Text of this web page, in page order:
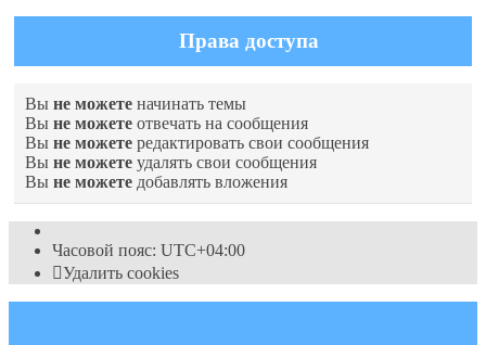
Права доступа
Вы не можете начинать темы
Вы не можете отвечать на сообщения
Вы не можете редактировать свои сообщения
Вы не можете удалять свои сообщения
Вы не можете добавлять вложения
Часовой пояс: UTC+04:00
Удалить cookies